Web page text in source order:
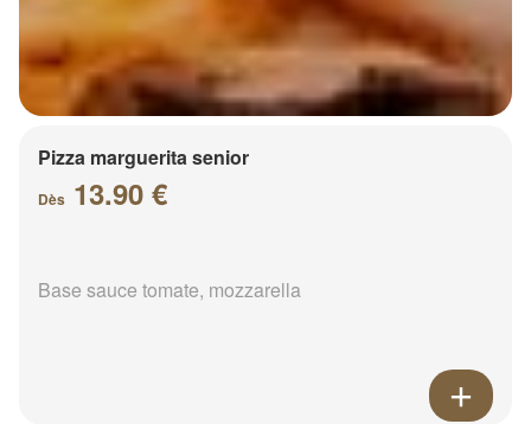
Pizza marguerita senior
Dès 13.90 €
Base sauce tomate, mozzarella